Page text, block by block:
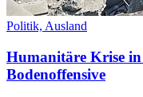
Politik, Ausland
Humanitäre Krise in
Bodenoffensive